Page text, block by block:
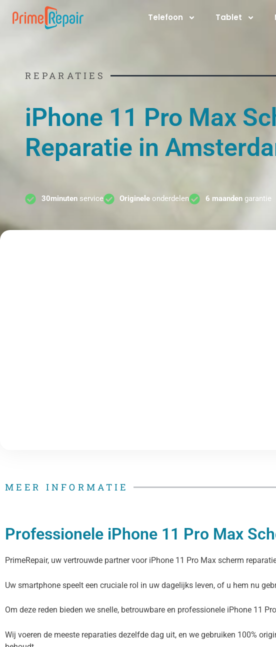
naar
Telefoon Tablet
REPARATIES
iPhone 11 Pro Max
Reparatie in
30minutenservice Originele onderdelen 6 maandengarantie
MEER INFORMATIE
Professionele iPhone 11 Pro Max
PrimeRepair, uw vertrouwde partner voor iPhone 11 Pro Max scherm
Uw smartphone speelt een cruciale rol in uw dagelijks leven, of u hem nu
Om deze reden bieden we snelle, betrouwbare en professionele iPhone 11
Wij voeren de meeste reparaties dezelfde dag uit, en we gebruiken 100%